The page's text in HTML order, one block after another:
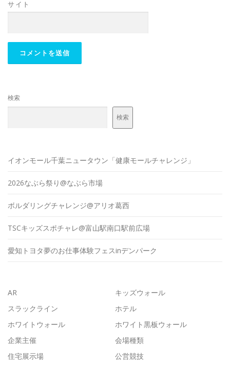
サイト
検索
検索
イオンモール千葉ニュータウン「健康モールチャレンジ」
2026なぶら祭り@なぶら市場
ボルダリングチャレンジ@アリオ葛西
TSCキッズスポチャレ@富山駅南口駅前広場
愛知トヨタ夢のお仕事体験フェスinデンパーク
AR
キッズウォール
スラックライン
ホテル
ホワイトウォール
ホワイト黒板ウォール
企業主催
会場種類
住宅展示場
公営競技